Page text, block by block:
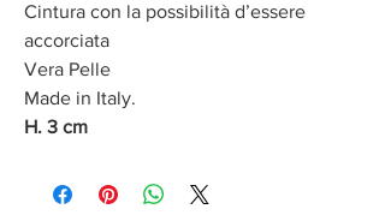
Cintura con la possibilità d’essere
accorciata
Vera Pelle
Made in Italy.
H. 3 cm